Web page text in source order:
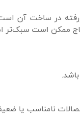
در ساخت آن
ممکن است سبک‌تر
نامناسب یا